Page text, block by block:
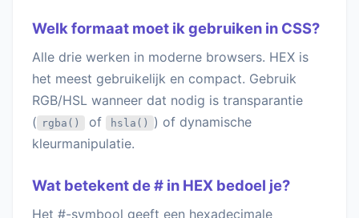
Welk formaat moet ik gebruiken in CSS?
Alle drie werken in moderne browsers. HEX is
het meest gebruikelijk en compact. Gebruik
RGB/HSL wanneer dat nodig is transparantie
( rgba() of hsla()
) of dynamische
kleurmanipulatie.
Wat betekent de # in HEX bedoel je?
Het #-symbool geeft een hexadecimale